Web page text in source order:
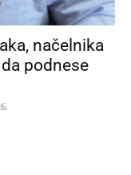
načelnika
podnese